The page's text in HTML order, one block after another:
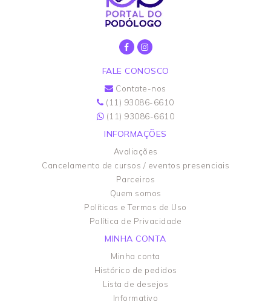
FALE CONOSCO
Contate-nos
(11) 93086-6610
(11) 93086-6610
INFORMAÇÕES
Avaliações
Cancelamento de cursos / eventos presenciais
Parceiros
Quem somos
Políticas e Termos de Uso
Política de Privacidade
MINHA CONTA
Minha conta
Histórico de pedidos
Lista de desejos
Informativo